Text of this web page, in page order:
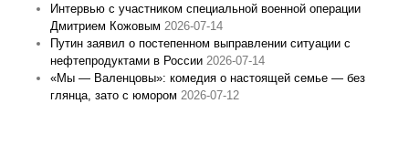
Интервью с участником специальной военной операции
Дмитрием Кожовым 2026-07-14
Путин заявил о постепенном выправлении ситуации с
нефтепродуктами в России 2026-07-14
«Мы — Валенцовы»: комедия о настоящей семье — без
глянца, зато с юмором 2026-07-12